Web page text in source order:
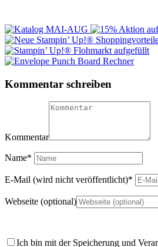
Kommentar schreiben
Kommentar
Name*
E-Mail (wird nicht veröffentlicht)*
Webseite (optional)
Ich bin mit der Speicherung und